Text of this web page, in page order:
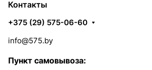
Контакты
+375 (29) 575-06-60
info@575.by
Пункт самовывоза: